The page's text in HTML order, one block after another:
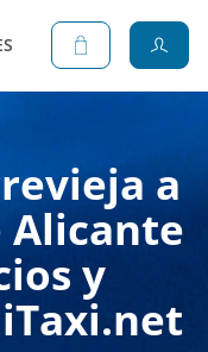
a
Alicante
y